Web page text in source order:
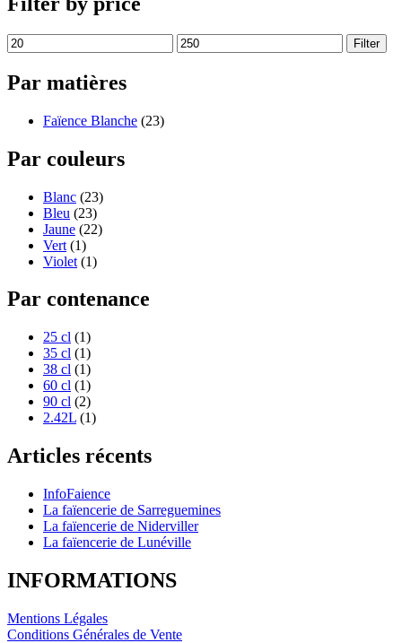
Filter
Par matières
Faïence Blanche (23)
Par couleurs
Blanc (23)
Bleu (23)
Jaune (22)
Vert (1)
Violet (1)
Par contenance
25 cl (1)
35 cl (1)
38 cl (1)
60 cl (1)
90 cl (2)
2.42L (1)
Articles récents
InfoFaience
La faïencerie de Sarreguemines
La faïencerie de Niderviller
La faïencerie de Lunéville
INFORMATIONS
Mentions Légales
Conditions Générales de Vente